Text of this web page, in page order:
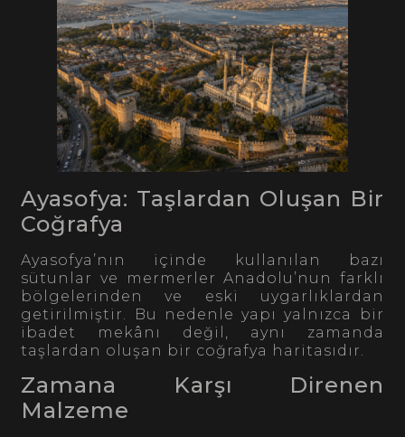
Ayasofya: Taşlardan Oluşan Bir
Coğrafya
Ayasofya’nın içinde kullanılan bazı
sütunlar ve mermerler Anadolu’nun farklı
bölgelerinden ve eski uygarlıklardan
getirilmiştir. Bu nedenle yapı yalnızca bir
ibadet mekânı değil, aynı zamanda
taşlardan oluşan bir coğrafya haritasıdır.
Zamana Karşı Direnen
Malzeme